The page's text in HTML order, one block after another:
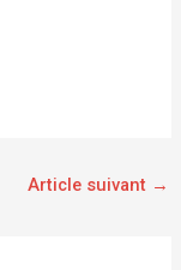
Article suivant →